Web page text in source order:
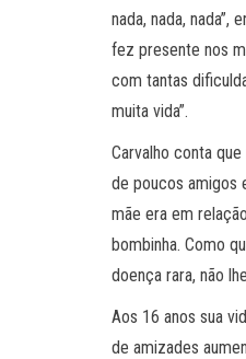
nada, nada,
fez presente nos
com tantas
muita vida”.
Carvalho conta
de poucos amigos
mãe era em
bombinha. Como
doença rara, não
Aos 16 anos sua
de amizades